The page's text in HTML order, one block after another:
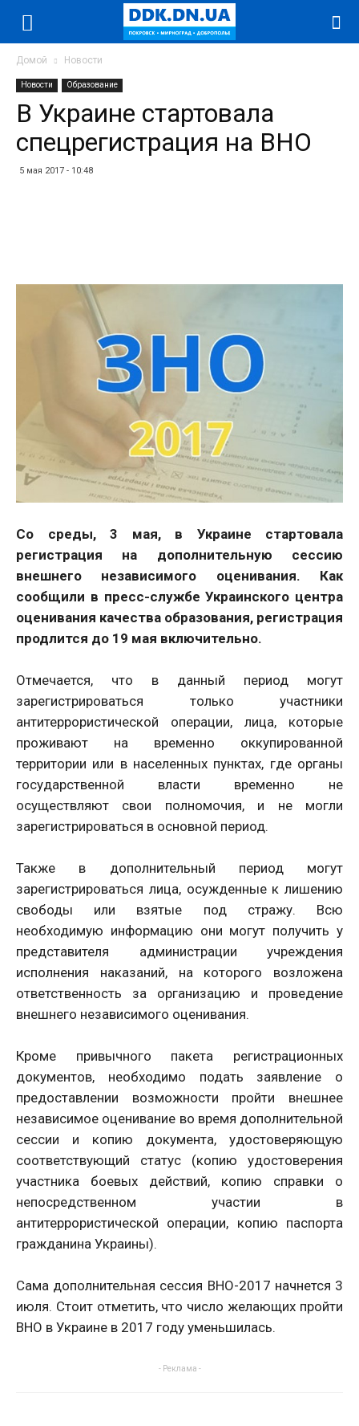
Домой Новости
Новости Образование
В Украине стартовала
спецрегистрация на ВНО
5 мая 2017 - 10:48
Со среды, 3 мая, в Украине стартовала
регистрация на дополнительную сессию
внешнего независимого оценивания. Как
сообщили в пресс-службе Украинского центра
оценивания качества образования, регистрация
продлится до 19 мая включительно.
Отмечается, что в данный период могут
зарегистрироваться только участники
антитеррористической операции, лица, которые
проживают на временно оккупированной
территории или в населенных пунктах, где органы
государственной власти временно не
осуществляют свои полномочия, и не могли
зарегистрироваться в основной период.
Также в дополнительный период могут
зарегистрироваться лица, осужденные к лишению
свободы или взятые под стражу. Всю
необходимую информацию они могут получить у
представителя администрации учреждения
исполнения наказаний, на которого возложена
ответственность за организацию и проведение
внешнего независимого оценивания.
Кроме привычного пакета регистрационных
документов, необходимо подать заявление о
предоставлении возможности пройти внешнее
независимое оценивание во время дополнительной
сессии и копию документа, удостоверяющую
соответствующий статус (копию удостоверения
участника боевых действий, копию справки о
непосредственном участии в
антитеррористической операции, копию паспорта
гражданина Украины).
Сама дополнительная сессия ВНО-2017 начнется 3
июля. Стоит отметить, что число желающих пройти
ВНО в Украине в 2017 году уменьшилась.
- Реклама -